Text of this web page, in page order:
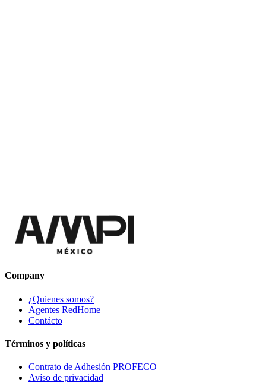
Company
¿Quienes somos?
Agentes RedHome
Contácto
Términos y políticas
Contrato de Adhesión PROFECO
Avíso de privacidad